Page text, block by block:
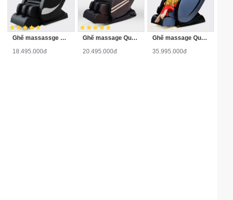
Ghế massassge Queen Crown QC V5
18.495.000đ
Ghế massage Queen Crown QC V9 Plus
20.495.000đ
Ghế massage Queen Crown QC7 Plus
35.995.000đ